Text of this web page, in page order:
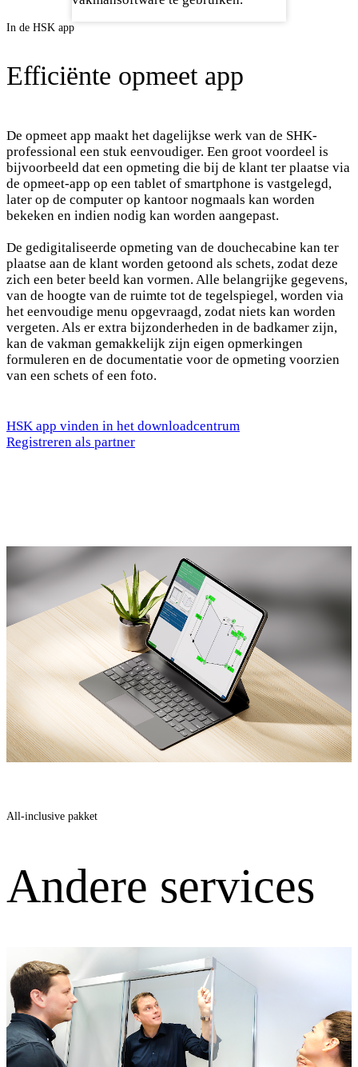
In de HSK app
Efficiënte opmeet app
De opmeet app maakt het dagelijkse werk van de SHK-
professional een stuk eenvoudiger. Een groot voordeel is
bijvoorbeeld dat een opmeting die bij de klant ter plaatse via
de opmeet-app op een tablet of smartphone is vastgelegd,
later op de computer op kantoor nogmaals kan worden
bekeken en indien nodig kan worden aangepast.
De gedigitaliseerde opmeting van de douchecabine kan ter
plaatse aan de klant worden getoond als schets, zodat deze
zich een beter beeld kan vormen. Alle belangrijke gegevens,
van de hoogte van de ruimte tot de tegelspiegel, worden via
het eenvoudige menu opgevraagd, zodat niets kan worden
vergeten. Als er extra bijzonderheden in de badkamer zijn,
kan de vakman gemakkelijk zijn eigen opmerkingen
formuleren en de documentatie voor de opmeting voorzien
van een schets of een foto.
HSK app vinden in het downloadcentrum
Registreren als partner
All-inclusive pakket
Andere services